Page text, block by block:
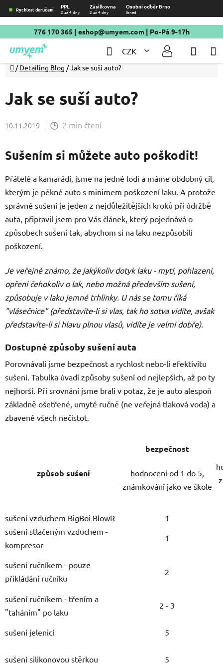
na
obsah
Rychlost doručení PPL Zásilkovna Osobní odběr Brno
2 až 4 dny 2 až 4 dny Ihned
776 170 365 | eshop@umyem.com| Po-Pá 9-17h
CZK
Hledat
Domů
/ Detailing Blog /Jak se suší auto?
Jak se suší auto?
10.11.2019 2 min čtení
Sušením si můžete auto poškodit!
Přátelé a kamarádí, jsme na jedné lodi a máme obdobný cíl,
kterým je pěkné auto s minimem poškození laku. A protože
správné sušení je jeden z nejdůležitějších kroků při údržbě
auta, připravil jsem pro Vás článek, který pojednává o
způsobech sušení tak, abychom si na laku nezpůsobili
poškození.
Je veřejně známo, že jakýkoliv dotyk laku - mytí, pohlazení,
opření čehokoliv o lak, nebo možná především sušení,
způsobuje v laku jemné trhlinky. U nás se tomu říká
"vlásečnice" (představíte-li si vlas, tak ho sotva vidíte, avšak
představíte-li si hlavu plnou vlasů, vidíte je velmi dobře).
Dostupné způsoby sušení auta
Porovnávali jsme bezpečnost a rychlost nebo-li efektivitu
sušení. Tabulka úvadí způsoby sušení od nejlepších, až po ty
nejhorší. Při srovnání jsme brali v potaz, že je auto alespoň
základně ošetřené, umyté ručně (ne veřejná tlaková voda) a
zbavené všech nečistot.
způsob sušení
bezpečnost
hodnocení od 1 do 5,
známkování jako ve škole
sušení vzduchem BigBoi BlowR
1
sušení stlačeným vzduchem -
kompresor
1
sušení ručníkem - pouze
přikládání ručníku
2
sušení ručníkem - třením a
"taháním" po laku
2 - 3
sušení jelenicí 5
sušení silikonovou stěrkou 5